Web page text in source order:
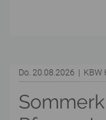
Do. 20.08.2026 |